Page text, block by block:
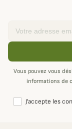
Vous pouvez vous
informations de
J'accepte les